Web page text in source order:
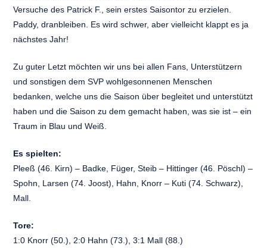
Versuche des Patrick F., sein erstes Saisontor zu erzielen.
Paddy, dranbleiben. Es wird schwer, aber vielleicht klappt es ja
nächstes Jahr!
Zu guter Letzt möchten wir uns bei allen Fans, Unterstützern
und sonstigen dem SVP wohlgesonnenen Menschen
bedanken, welche uns die Saison über begleitet und unterstützt
haben und die Saison zu dem gemacht haben, was sie ist – ein
Traum in Blau und Weiß.
Es spielten:
Pleeß (46. Kirn) – Badke, Füger, Steib – Hittinger (46. Pöschl) –
Spohn, Larsen (74. Joost), Hahn, Knorr – Kuti (74. Schwarz),
Mall.
Tore:
1:0 Knorr (50.), 2:0 Hahn (73.), 3:1 Mall (88.)